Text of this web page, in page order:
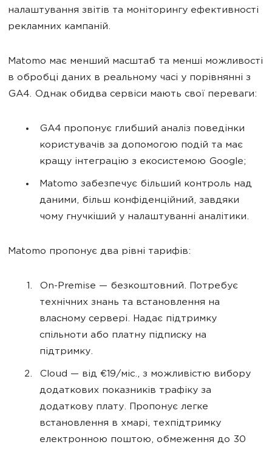
налаштування звітів та моніторингу ефективності
рекламних кампаній.
Matomo має менший масштаб та менші можливості
в обробці даних в реальному часі у порівнянні з
GA4. Однак обидва сервіси мають свої переваги:
GA4 пропонує глибший аналіз поведінки
користувачів за допомогою подій та має
кращу інтеграцію з екосистемою Google;
Matomo забезпечує більший контроль над
даними, більш конфіденційний, завдяки
чому гнучкіший у налаштуванні аналітики.
Matomo пропонує два рівні тарифів:
On-Premise — безкоштовний. Потребує
технічних знань та встановлення на
власному сервері. Надає підтримку
спільноти або платну підписку на
підтримку.
Cloud — від €19/міс., з можливістю вибору
додаткових показників трафіку за
додаткову плату. Пропонує легке
встановлення в хмарі, техпідтримку
електронною поштою, обмеження до 30